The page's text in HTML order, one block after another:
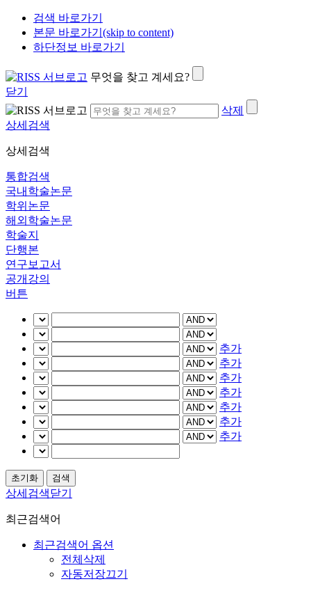
검색 바로가기
본문 바로가기(skip to content)
하단정보 바로가기
무엇을 찾고 계세요?
닫기
삭제
상세검색
상세검색
통합검색
국내학술논문
학위논문
해외학술논문
학술지
단행본
연구보고서
공개강의
버튼
추가
추가
추가
추가
추가
추가
추가
상세검색닫기
최근검색어
최근검색어 옵션
전체삭제
자동저장끄기